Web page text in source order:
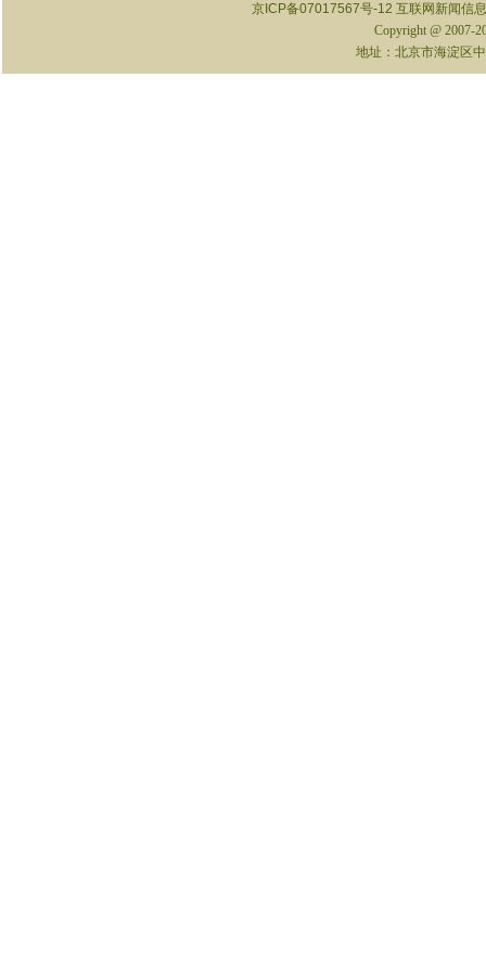
京ICP备07017567号-12 互联网新闻信
Copyright @ 2007-
地址：北京市海淀区